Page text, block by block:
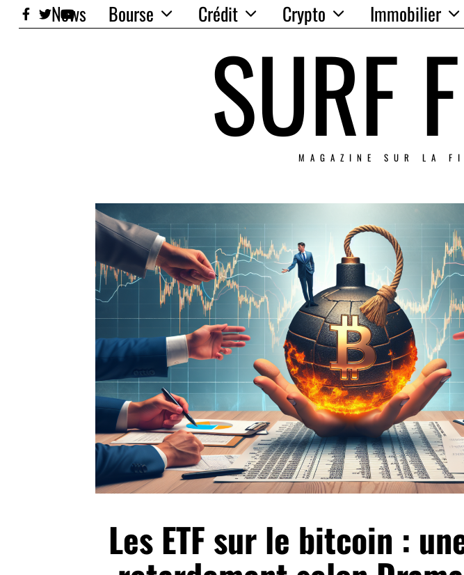
News Bourse Crédit Crypto Immobilier
SURF
MAGAZINE SUR LA
Les ETF sur le bitcoin :